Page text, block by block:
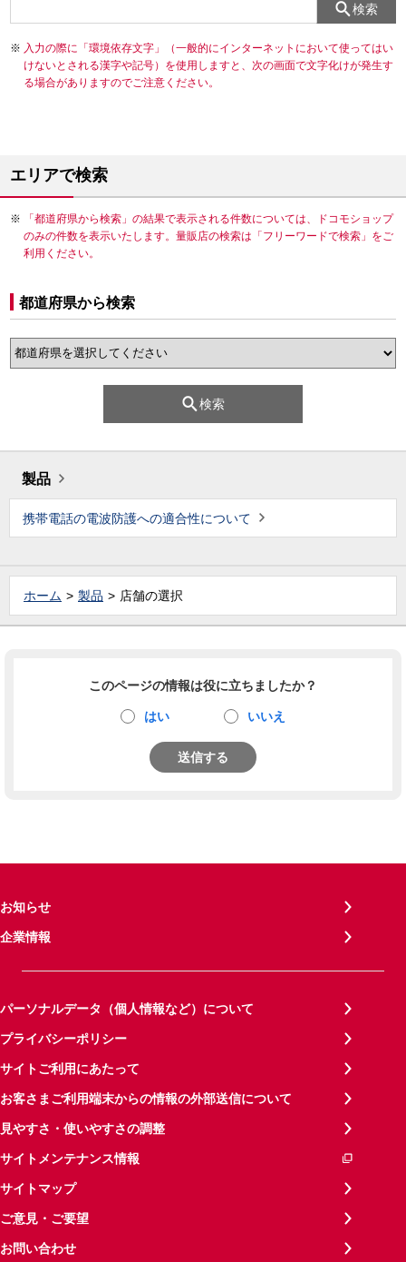
検索
入力の際に「環境依存文字」（一般的にインターネットにおいて使ってはい
けないとされる漢字や記号）を使用しますと、次の画面で文字化けが発生す
る場合がありますのでご注意ください。
エリアで検索
「都道府県から検索」の結果で表示される件数については、ドコモショップ
のみの件数を表示いたします。量販店の検索は「フリーワードで検索」をご
利用ください。
都道府県から検索
検索
製品
携帯電話の電波防護への適合性について
ホーム 製品 店舗の選択
このページの情報は役に立ちましたか？
はい いいえ
送信する
お知らせ
企業情報
パーソナルデータ（個人情報など）について
プライバシーポリシー
サイトご利用にあたって
お客さまご利用端末からの情報の外部送信について
見やすさ・使いやすさの調整
サイトメンテナンス情報
サイトマップ
ご意見・ご要望
お問い合わせ